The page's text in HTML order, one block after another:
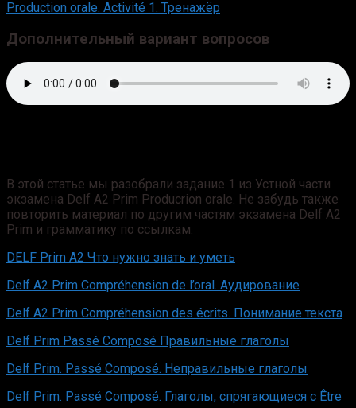
Production orale. Activité 1. Тренажёр
Дополнительный вариант вопросов
В этой статье мы разобрали задание 1 из Устной части
экзамена Delf A2 Prim Producrion orale. Не забудь также
повторить материал по другим частям экзамена Delf A2
Prim и грамматику по ссылкам:
DELF Prim А2 Что нужно знать и уметь
Delf A2 Prim Compréhension de l’oral. Аудирование
Delf A2 Prim Compréhension des écrits. Понимание текста
Delf Prim Passé Composé Правильные глаголы
Delf Prim. Passé Composé. Неправильные глаголы
Delf Prim. Passé Composé. Глаголы, спрягающиеся с Être